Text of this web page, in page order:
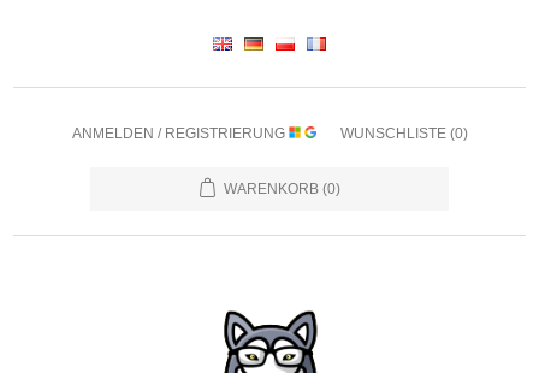
ANMELDEN / REGISTRIERUNG WUNSCHLISTE (0)
WARENKORB (0)